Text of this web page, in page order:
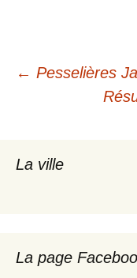
articles
← Pesselières
La ville
La page